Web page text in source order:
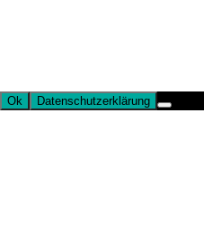
Ok Datenschutzerklärung